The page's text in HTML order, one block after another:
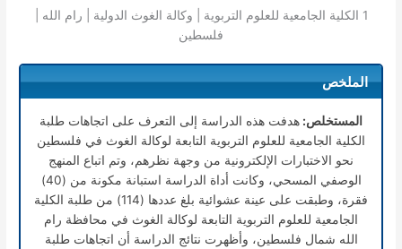
1 الكلية الجامعية للعلوم التربوية | وكالة الغوث الدولية | رام الله |
فلسطين
الملخص
المستخلص: هدفت هذه الدراسة إلى التعرف على اتجاهات طلبة
الكلية الجامعية للعلوم التربوية التابعة لوكالة الغوث في فلسطين
نحو الاختبارات الإلكترونية من وجهة نظرهم، وتم اتباع المنهج
الوصفي المسحي، وكانت أداة الدراسة استبانة مكونة من (40)
فقرة، وطبقت على عينة عشوائية بلغ عددها (114) من طلبة الكلية
الجامعية للعلوم التربوية التابعة لوكالة الغوث في محافظة رام
الله شمال فلسطين، وأظهرت نتائج الدراسة أن اتجاهات طلبة